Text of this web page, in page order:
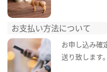
お支払い方法について
お申し込み確
送り致します。